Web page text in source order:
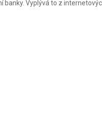
banky. Vyplývá to z